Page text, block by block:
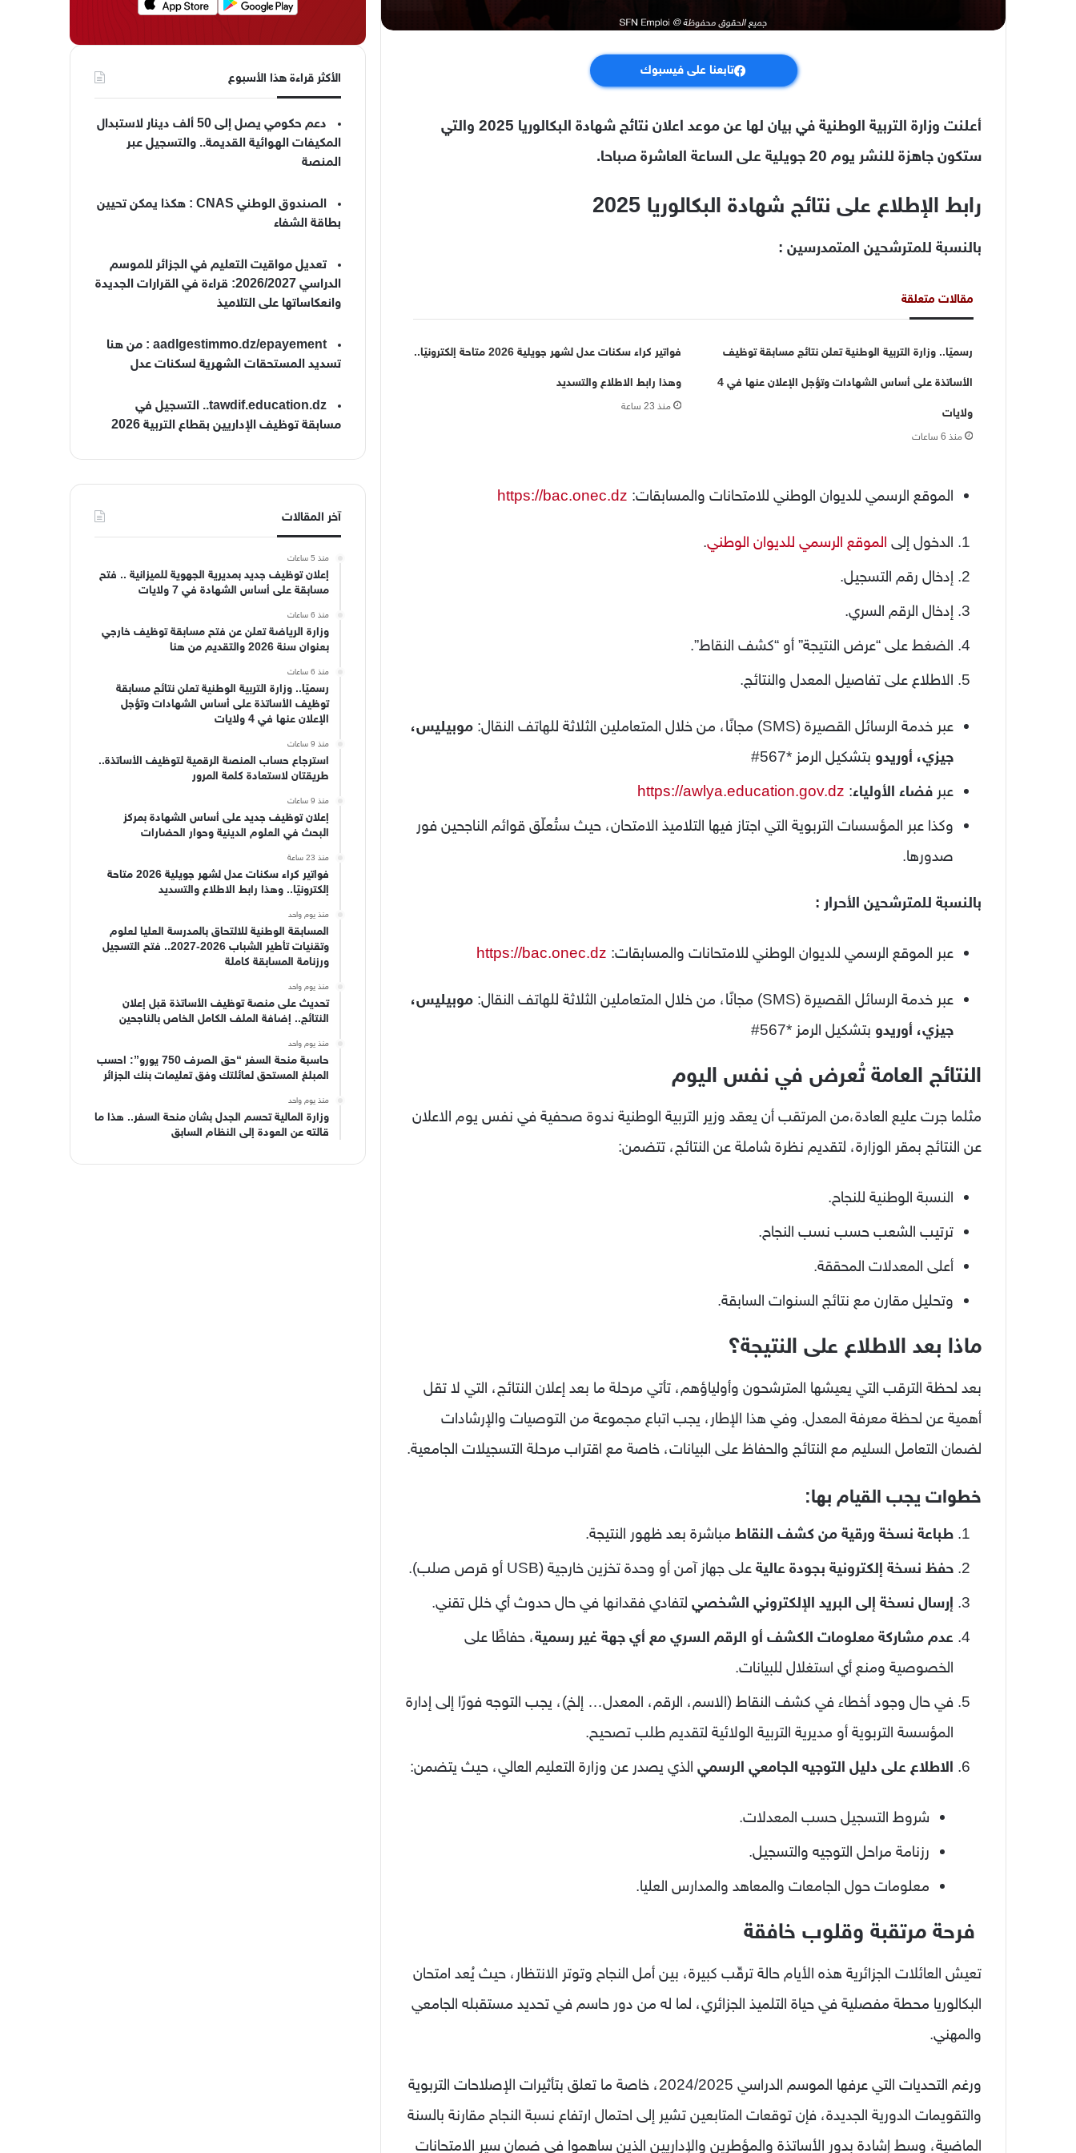
تابعنا على فيسبوك
أعلنت وزارة التربية الوطنية في بيان لها عن موعد اعلان نتائج شهادة البكالوريا 2025 والتي
ستكون جاهزة للنشر يوم 20 جويلية على الساعة العاشرة صباحا.
رابط الإطلاع على نتائج شهادة البكالوريا 2025
بالنسبة للمترشحين المتمدرسين :
مقالات متعلقة
رسميًا.. وزارة التربية الوطنية تعلن نتائج مسابقة توظيف
الأساتذة على أساس الشهادات وتؤجل الإعلان عنها في 4
ولايات
منذ 6 ساعات
فواتير كراء سكنات عدل لشهر جويلية 2026 متاحة إلكترونيًا..
وهذا رابط الاطلاع والتسديد
منذ 23 ساعة
الموقع الرسمي للديوان الوطني للامتحانات والمسابقات: https://bac.onec.dz
الدخول إلى الموقع الرسمي للديوان الوطني.
إدخال رقم التسجيل.
إدخال الرقم السري.
الضغط على “عرض النتيجة” أو “كشف النقاط”.
الاطلاع على تفاصيل المعدل والنتائج.
عبر خدمة الرسائل القصيرة (SMS) مجانًا، من خلال المتعاملين الثلاثة للهاتف النقال:
موبيليس،
جيزي، أوريدو بتشكيل الرمز *567#
عبر فضاء الأولياء:
https://awlya.education.gov.dz
وكذا عبر المؤسسات التربوية التي اجتاز فيها التلاميذ الامتحان، حيث ستُعلّق قوائم الناجحين فور
صدورها.
بالنسبة للمترشحين الأحرار :
عبر الموقع الرسمي للديوان الوطني للامتحانات والمسابقات: https://bac.onec.dz
عبر خدمة الرسائل القصيرة (SMS) مجانًا، من خلال المتعاملين الثلاثة للهاتف النقال:
موبيليس،
جيزي، أوريدو بتشكيل الرمز *567#
النتائج العامة تُعرض في نفس اليوم
مثلما جرت عليع العادة،من المرتقب أن يعقد وزير التربية الوطنية ندوة صحفية في نفس يوم الاعلان
عن النتائج بمقر الوزارة، لتقديم نظرة شاملة عن النتائج، تتضمن:
النسبة الوطنية للنجاح.
ترتيب الشعب حسب نسب النجاح.
أعلى المعدلات المحققة.
وتحليل مقارن مع نتائج السنوات السابقة.
ماذا بعد الاطلاع على النتيجة؟
بعد لحظة الترقب التي يعيشها المترشحون وأولياؤهم، تأتي مرحلة ما بعد إعلان النتائج، التي لا تقل
أهمية عن لحظة معرفة المعدل. وفي هذا الإطار، يجب اتباع مجموعة من التوصيات والإرشادات
لضمان التعامل السليم مع النتائج والحفاظ على البيانات، خاصة مع اقتراب مرحلة التسجيلات الجامعية.
خطوات يجب القيام بها:
طباعة نسخة ورقية من كشف النقاط مباشرة بعد ظهور النتيجة.
حفظ نسخة إلكترونية بجودة عالية على جهاز آمن أو وحدة تخزين خارجية (USB أو قرص صلب).
إرسال نسخة إلى البريد الإلكتروني الشخصي لتفادي فقدانها في حال حدوث أي خلل تقني.
عدم مشاركة معلومات الكشف أو الرقم السري مع أي جهة غير رسمية، حفاظًا على
الخصوصية ومنع أي استغلال للبيانات.
في حال وجود أخطاء في كشف النقاط (الاسم، الرقم، المعدل… إلخ)، يجب التوجه فورًا إلى إدارة
المؤسسة التربوية أو مديرية التربية الولائية لتقديم طلب تصحيح.
الاطلاع على دليل التوجيه الجامعي الرسمي الذي يصدر عن وزارة التعليم العالي، حيث يتضمن:
شروط التسجيل حسب المعدلات.
رزنامة مراحل التوجيه والتسجيل.
معلومات حول الجامعات والمعاهد والمدارس العليا.
فرحة مرتقبة وقلوب خافقة
تعيش العائلات الجزائرية هذه الأيام حالة ترقّب كبيرة، بين أمل النجاح وتوتر الانتظار، حيث يُعد امتحان
البكالوريا محطة مفصلية في حياة التلميذ الجزائري، لما له من دور حاسم في تحديد مستقبله الجامعي
والمهني.
ورغم التحديات التي عرفها الموسم الدراسي 2024/2025، خاصة ما تعلق بتأثيرات الإصلاحات التربوية
والتقويمات الدورية الجديدة، فإن توقعات المتابعين تشير إلى احتمال ارتفاع نسبة النجاح مقارنة بالسنة
الماضية، وسط إشادة بدور الأساتذة والمؤطرين والإداريين الذين ساهموا في ضمان سير الامتحانات
الأكثر قراءة هذا الأسبوع
دعم حكومي يصل إلى 50 ألف دينار لاستبدال
المكيفات الهوائية القديمة.. والتسجيل عبر
المنصة
الصندوق الوطني CNAS : هكذا يمكن تحيين
بطاقة الشفاء
تعديل مواقيت التعليم في الجزائر للموسم
الدراسي 2026/2027: قراءة في القرارات الجديدة
وانعكاساتها على التلاميذ
aadlgestimmo.dz/epayement : من هنا
تسديد المستحقات الشهرية لسكنات عدل
tawdif.education.dz.. التسجيل في
مسابقة توظيف الإداريين بقطاع التربية 2026
آخر المقالات
منذ 5 ساعات
إعلان توظيف جديد بمديرية الجهوية للميزانية .. فتح
مسابقة على أساس الشهادة في 7 ولايات
منذ 6 ساعات
وزارة الرياضة تعلن عن فتح مسابقة توظيف خارجي
بعنوان سنة 2026 والتقديم من هنا
منذ 6 ساعات
رسميًا.. وزارة التربية الوطنية تعلن نتائج مسابقة
توظيف الأساتذة على أساس الشهادات وتؤجل
الإعلان عنها في 4 ولايات
منذ 9 ساعات
استرجاع حساب المنصة الرقمية لتوظيف الأساتذة..
طريقتان لاستعادة كلمة المرور
منذ 9 ساعات
إعلان توظيف جديد على أساس الشهادة بمركز
البحث في العلوم الدينية وحوار الحضارات
منذ 23 ساعة
فواتير كراء سكنات عدل لشهر جويلية 2026 متاحة
إلكترونيًا.. وهذا رابط الاطلاع والتسديد
منذ يوم واحد
المسابقة الوطنية للالتحاق بالمدرسة العليا لعلوم
وتقنيات تأطير الشباب 2026-2027.. فتح التسجيل
ورزنامة المسابقة كاملة
منذ يوم واحد
تحديث على منصة توظيف الأساتذة قبل إعلان
النتائج.. إضافة الملف الكامل الخاص بالناجحين
منذ يوم واحد
حاسبة منحة السفر “حق الصرف 750 يورو”: احسب
المبلغ المستحق لعائلتك وفق تعليمات بنك الجزائر
منذ يوم واحد
وزارة المالية تحسم الجدل بشأن منحة السفر.. هذا ما
قالته عن العودة إلى النظام السابق